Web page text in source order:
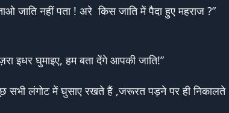
नहीं पता ! अरे किस जाति में पैदा हुए महराज ?”
इधर घुमाइए, हम बता देंगे आपकी जाति!”
सभी लंगोट में घुसाए रखते हैं ,जरूरत पड़ने पर ही निकालते